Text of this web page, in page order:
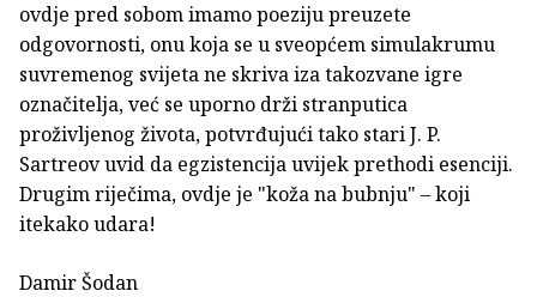
ovdje pred sobom imamo poeziju preuzete
odgovornosti, onu koja se u sveopćem simulakrumu
suvremenog svijeta ne skriva iza takozvane igre
označitelja, već se uporno drži stranputica
proživljenog života, potvrđujući tako stari J. P.
Sartreov uvid da egzistencija uvijek prethodi esenciji.
Drugim riječima, ovdje je "koža na bubnju" – koji
itekako udara!
Damir Šodan